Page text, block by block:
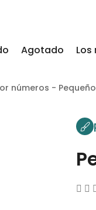
Agotado
números -